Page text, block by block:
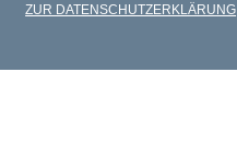
ZUR DATENSCHUTZERKLÄRUNG